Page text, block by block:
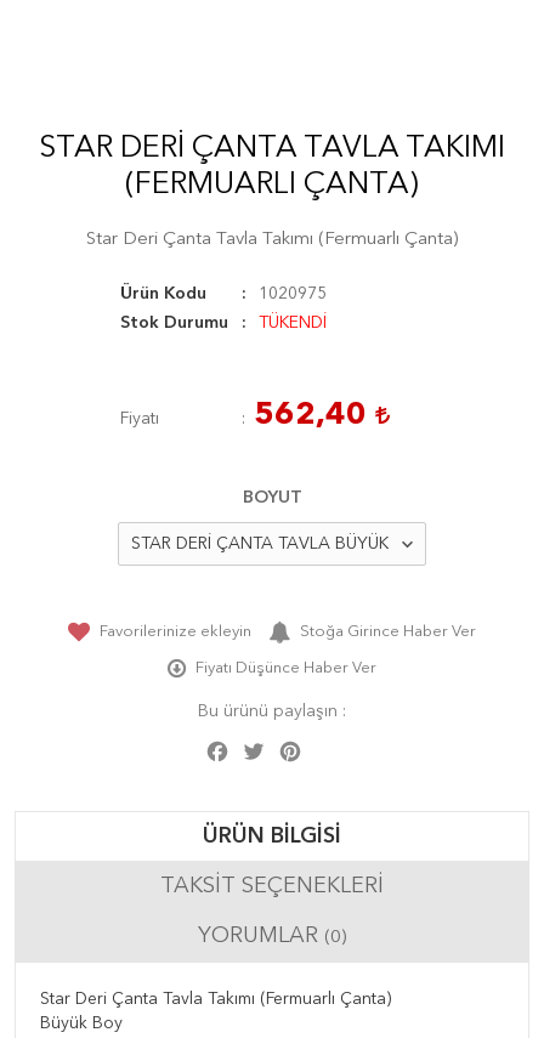
STAR DERI ÇANTA TAVLA TAKIMI
(FERMUARLI ÇANTA)
Star Deri Çanta Tavla Takımı (Fermuarlı Çanta)
Ürün Kodu
1020975
Stok Durumu
TÜKENDİ
Fiyatı 562,40
BOYUT
Favorilerinize ekleyin Stoğa Girince Haber Ver
Fiyatı Düşünce Haber Ver
Bu ürünü paylaşın :
Facebook
Twitter
ÜRÜN BILGISI
TAKSIT SEÇENEKLERI
YORUMLAR (0)
Star Deri Çanta Tavla Takımı (Fermuarlı Çanta)
Büyük Boy